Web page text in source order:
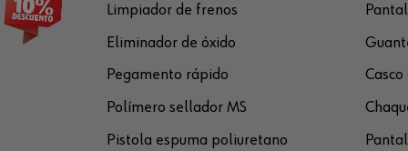
Limpiador de frenos
Eliminador de óxido
Pegamento rápido
Polímero sellador MS
Pistola espuma poliuretano